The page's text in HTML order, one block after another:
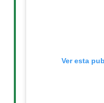
Ver esta